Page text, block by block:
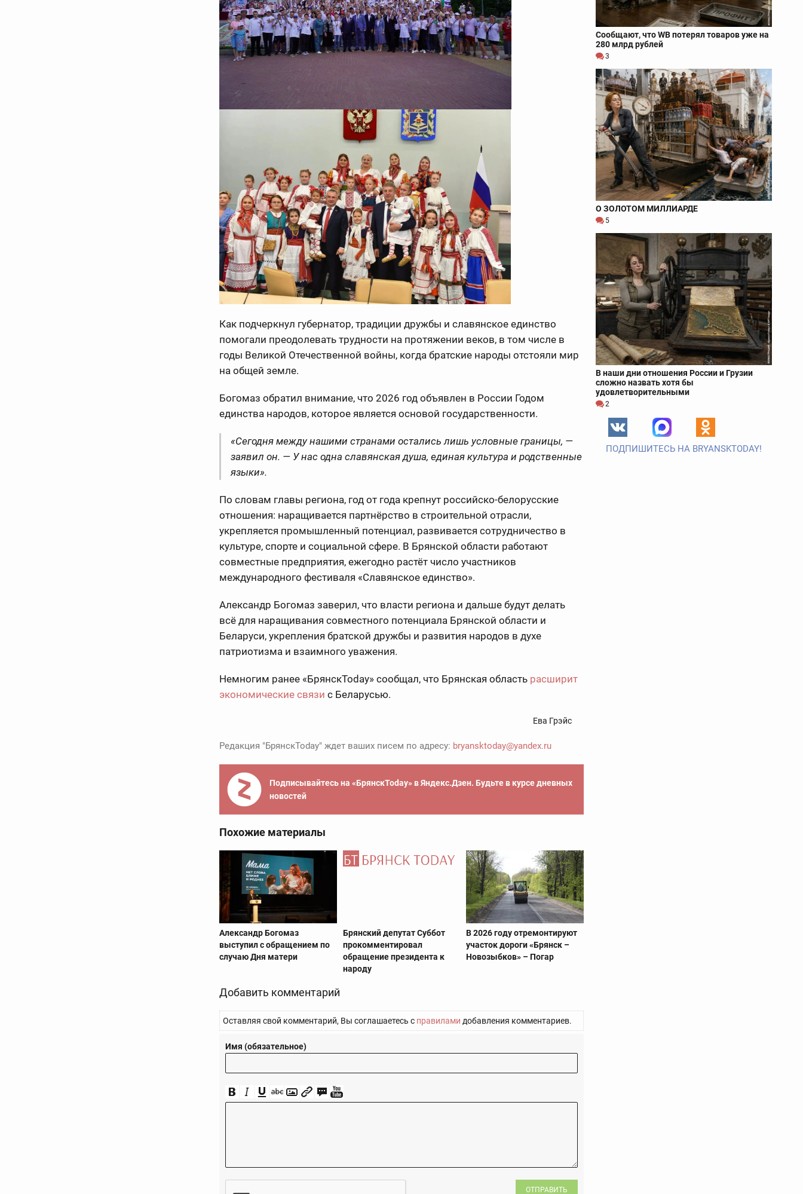
Как подчеркнул губернатор, традиции дружбы и славянское единство
помогали преодолевать трудности на протяжении веков, в том числе в
годы Великой Отечественной войны, когда братские народы отстояли мир
на общей земле.
Богомаз обратил внимание, что 2026 год объявлен в России Годом
единства народов, которое является основой государственности.
«Сегодня между нашими странами остались лишь условные границы, —
заявил он. — У нас одна славянская душа, единая культура и родственные
языки».
По словам главы региона, год от года крепнут российско-белорусские
отношения: наращивается партнёрство в строительной отрасли,
укрепляется промышленный потенциал, развивается сотрудничество в
культуре, спорте и социальной сфере. В Брянской области работают
совместные предприятия, ежегодно растёт число участников
международного фестиваля «Славянское единство».
Александр Богомаз заверил, что власти региона и дальше будут делать
всё для наращивания совместного потенциала Брянской области и
Беларуси, укрепления братской дружбы и развития народов в духе
патриотизма и взаимного уважения.
Немногим ранее «БрянскToday» сообщал, что Брянская область расширит
экономические связи с Беларусью.
Ева Грэйс
Редакция "БрянскToday" ждет ваших писем по адресу: bryansktoday@yandex.ru
Подписывайтесь на «БрянскToday» в Яндекс.Дзен. Будьте в курсе дневных
новостей
Похожие материалы
Александр Богомаз
выступил с обращением по
случаю Дня матери
Брянский депутат Суббот
прокомментировал
обращение президента к
народу
В 2026 году отремонтируют
участок дороги «Брянск –
Новозыбков» – Погар
Добавить комментарий
Оставляя свой комментарий, Вы соглашаетесь с правилами добавления комментариев.
Имя (обязательное)
ОТПРАВИТЬ
Сообщают, что WB потерял товаров уже на
280 млрд рублей
3
О ЗОЛОТОМ МИЛЛИАРДЕ
5
В наши дни отношения России и Грузии
сложно назвать хотя бы
удовлетворительными
2
ПОДПИШИТЕСЬ НА BRYANSKTODAY!